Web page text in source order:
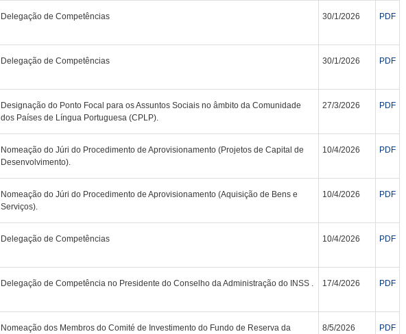
Delegação de Competências 30/1/2026 PDF
Delegação de Competências 30/1/2026 PDF
Designação do Ponto Focal para os Assuntos Sociais no âmbito da Comunidade
dos Países de Língua Portuguesa (CPLP).
27/3/2026 PDF
Nomeação do Júri do Procedimento de Aprovisionamento (Projetos de Capital de
Desenvolvimento).
10/4/2026 PDF
Nomeação do Júri do Procedimento de Aprovisionamento (Aquisição de Bens e
Serviços).
10/4/2026 PDF
Delegação de Competências 10/4/2026 PDF
Delegação de Competência no Presidente do Conselho da Administração do INSS . 17/4/2026 PDF
Nomeação dos Membros do Comité de Investimento do Fundo de Reserva da
8/5/2026 PDF